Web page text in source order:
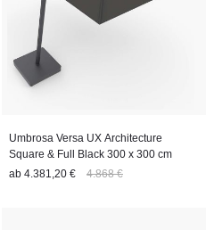
Umbrosa Versa UX Architecture
Square & Full Black 300 x 300 cm
ab 4.381,20 € 4.868 €